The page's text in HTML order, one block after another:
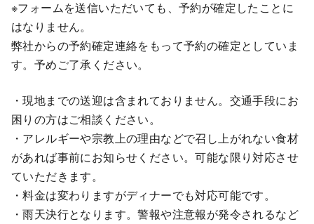
※フォームを送信いただいても、予約が確定したことに
はなりません。
弊社からの予約確定連絡をもって予約の確定としていま
す。予めご了承ください。
・現地までの送迎は含まれておりません。交通手段にお
困りの方はご相談ください。
・アレルギーや宗教上の理由などで召し上がれない食材
があれば事前にお知らせください。可能な限り対応させ
ていただきます。
・料金は変わりますがディナーでも対応可能です。
・雨天決行となります。警報や注意報が発令されるなど